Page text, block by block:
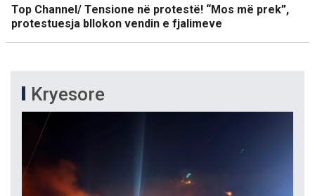
Top Channel/ Tensione në protestë! “Mos më prek”,
protestuesja bllokon vendin e fjalimeve
Kryesore